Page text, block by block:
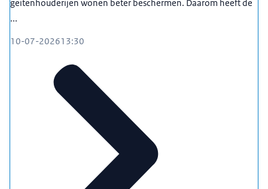
geitenhouderijen wonen beter beschermen. Daarom heeft de
...
10-07-202613:30